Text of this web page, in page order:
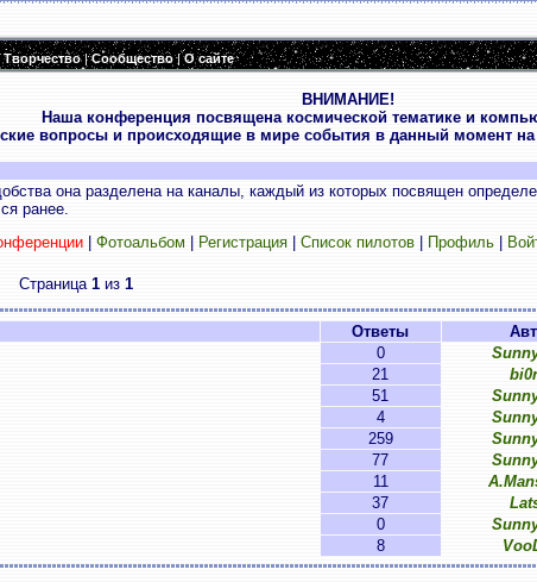
Творчество|Сообщество|О сайте
ВНИМАНИЕ!
Наша конференция посвящена космической тематике и
вопросы и происходящие в мире события в данный момент
она разделена на каналы, каждый из которых посвящен
ранее.
| Фотоальбом Регистрация| Список пилотов| Профиль|
Страница 1 из 1
Ответы
0
21
51
4
259
77
11
37
0
8